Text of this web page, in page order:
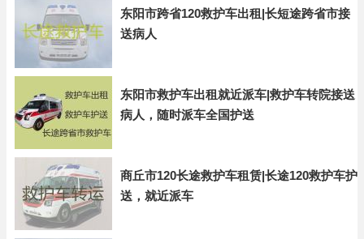
东阳市跨省120救护车出租|长短途跨省市接
送病人
东阳市救护车出租就近派车|救护车转院接送
病人，随时派车全国护送
商丘市120长途救护车租赁|长途120救护车护
送，就近派车